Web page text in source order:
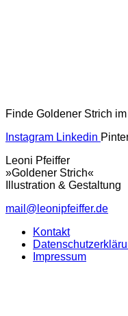
Finde Goldener Strich
Instagram Linkedin
Leoni Pfeiffer
»Goldener Strich«
Illustration & Gestaltung
mail@leonipfeiffer.de
Kontakt
Impressum